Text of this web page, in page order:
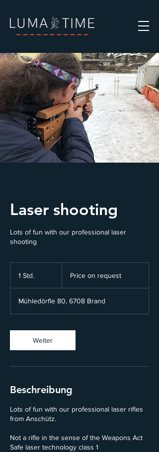
Laser shooting
Lots of fun with our professional laser
shooting
1 Std.
d
request
Price on request
Mühledörfle 80, 6708 Brand
Weiter
Beschreibung
Lots of fun with our professional laser rifles
from Anschütz.
Not a rifle in the sense of the Weapons Act
Safe laser technology class 1